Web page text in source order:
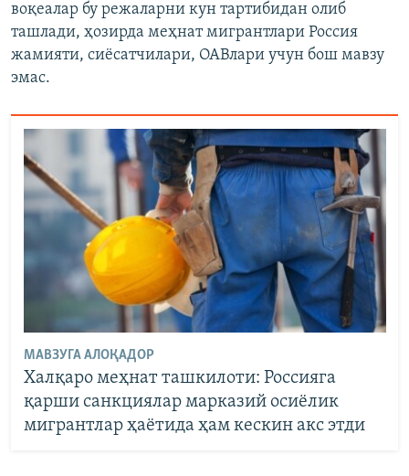
воқеалар бу режаларни кун тартибидан олиб
ташлади, ҳозирда меҳнат мигрантлари Россия
жамияти, сиёсатчилари, ОАВлари учун бош мавзу
эмас.
МАВЗУГА АЛОҚАДОР
Халқаро меҳнат ташкилоти: Россияга
қарши санкциялар марказий осиёлик
мигрантлар ҳаётида ҳам кескин акс этди